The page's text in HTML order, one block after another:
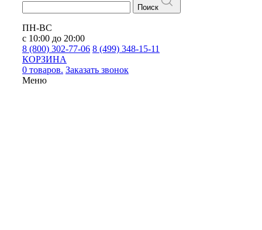
Поиск
ПН-ВС
с 10:00 до 20:00
8 (800) 302-77-06 8 (499) 348-15-11
КОРЗИНА
0 товаров. Заказать звонок
Меню